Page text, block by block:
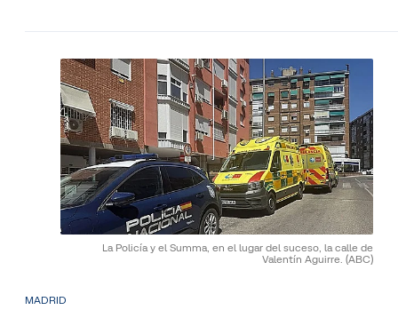
La Policía y el Summa, en el lugar del suceso, la calle de
Valentín Aguirre. (ABC)
MADRID